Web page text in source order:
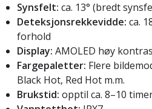
Synsfelt: ca. 13° (bredt
Deteksjonsrekkevidde: ca.
forhold
Display: AMOLED høy
Fargepaletter: Flere
Black Hot, Red Hot m.m.
Brukstid: opptil ca. 8–10